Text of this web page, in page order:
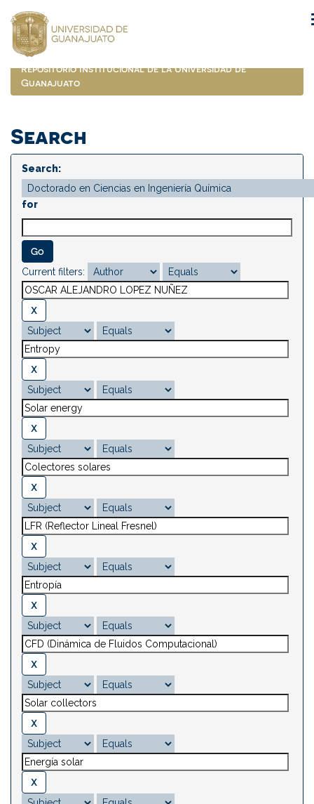
navigation
Repositorio Institucional de la Universidad de
Guanajuato
Search
Search:
for
Current filters: